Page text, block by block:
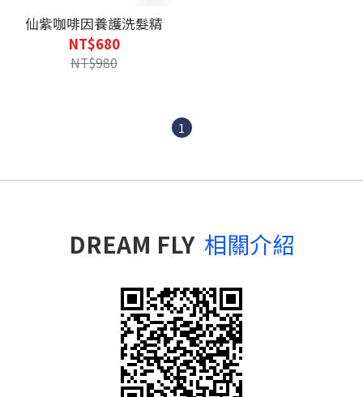
仙紫咖啡因養護洗髮精
NT$680
NT$980
1
DREAM FLY 相關介紹